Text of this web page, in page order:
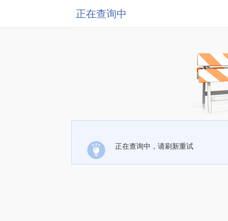
正在查询中
正在查询中，请刷新重试